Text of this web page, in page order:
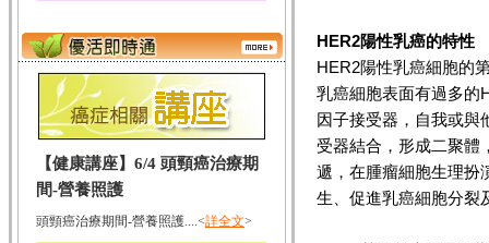
【健康講座】6/4 頭頸癌治療期
間-營養照護
頭頸癌治療期間-營養照護....<詳全文>
HER2陽性乳癌的特性
HER2陽性乳癌細胞的
乳癌細胞表面有過多的
因子接受器，自我或與
受器結合，形成二聚體
遞，在腫瘤細胞生理扮
生、促進乳癌細胞分裂